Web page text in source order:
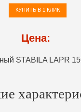
КУПИТЬ В 1 КЛИК
Цена: